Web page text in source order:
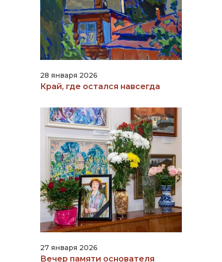
28 января 2026
Край, где остался навсегда
27 января 2026
Вечер памяти основателя